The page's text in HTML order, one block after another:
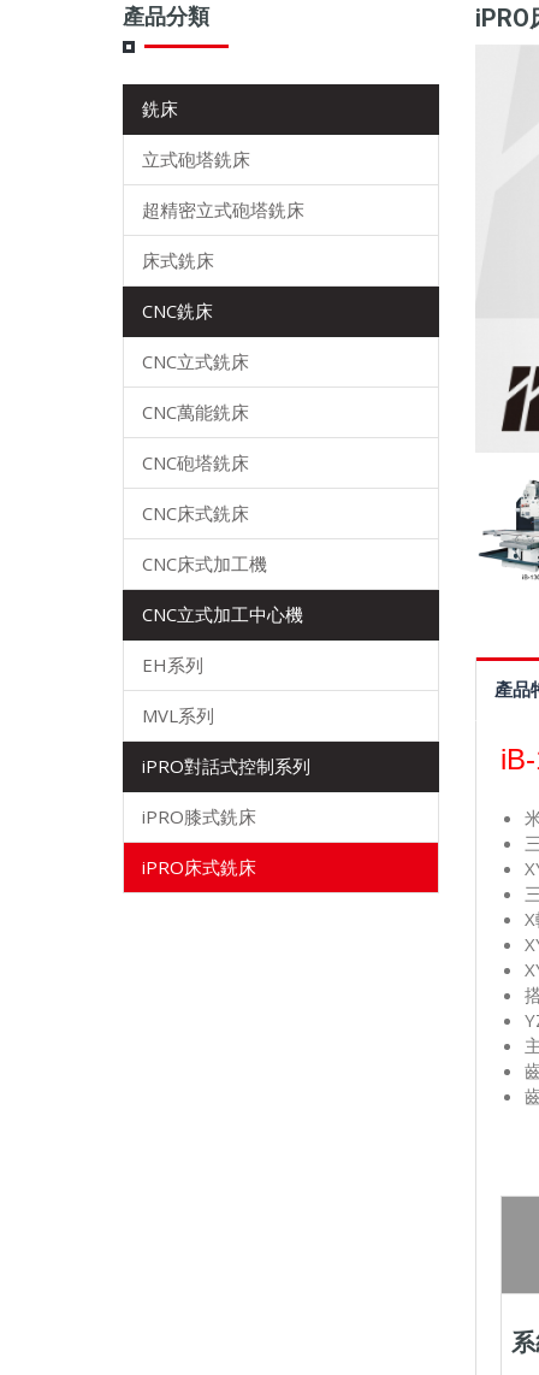
產品分類
銑床
立式砲塔銑床
超精密立式砲塔銑床
床式銑床
CNC銑床
CNC立式銑床
CNC萬能銑床
CNC砲塔銑床
CNC床式銑床
CNC床式加工機
CNC立式加工中心機
EH系列
MVL系列
iPRO對話式控制系列
iPRO膝式銑床
iPRO床式銑床
產品